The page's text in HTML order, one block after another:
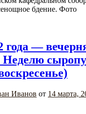
бдение. Фото
года —
Иванов от 14 марта,